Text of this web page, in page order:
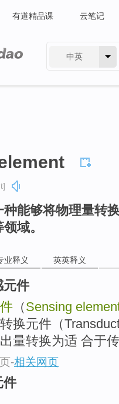
有道精品课 云笔记
中英
能够将物理量转
域。
业释义 英英释义
元件
（Sensing
换元件（
量转换为适 合于
-相关网页
件